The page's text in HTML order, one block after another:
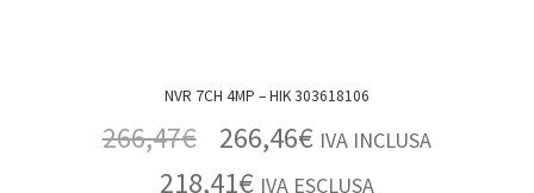
NVR 7CH 4MP – HIK 303618106
266,47€ 266,46€ IVA INCLUSA
218,41€ IVA ESCLUSA